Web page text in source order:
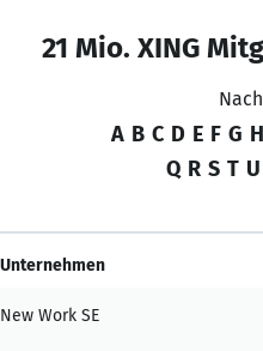
21 Mio. XING
A B C D E F G H
Q R S T U
Unternehmen
New Work SE